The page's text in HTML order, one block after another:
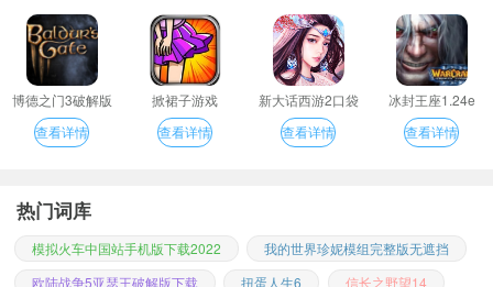
博德之门3破解版
查看详情
掀裙子游戏
查看详情
新大话西游2口袋
版
查看详情
冰封王座1.24e
查看详情
热门词库
模拟火车中国站手机版下载2022
我的世界珍妮模组完整版无遮挡
欧陆战争5亚瑟王破解版下载
扭蛋人生6
信长之野望14